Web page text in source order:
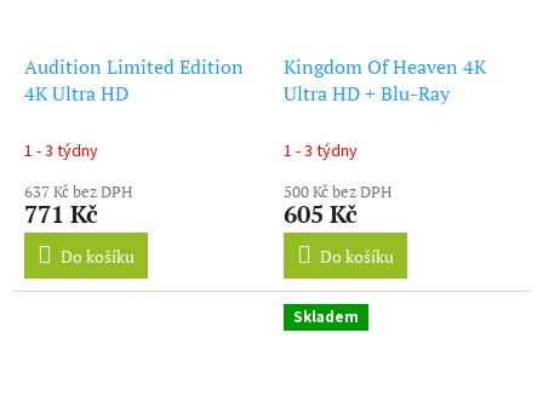
Audition Limited Edition
4K Ultra HD
1 - 3 týdny
637 Kč bez DPH
771 Kč
Do košíku
Kingdom Of Heaven 4K
Ultra HD + Blu-Ray
1 - 3 týdny
500 Kč bez DPH
605 Kč
Do košíku
Skladem